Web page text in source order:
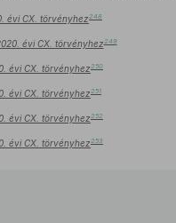
évi CX. törvényhez 248
évi CX. törvényhez249
évi CX. törvényhez 250
évi CX. törvényhez 251
évi CX. törvényhez 252
évi CX. törvényhez 253